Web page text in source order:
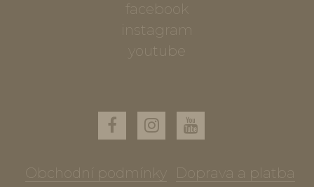
facebook
instagram
youtube
Obchodní podmínky
Doprava a platba